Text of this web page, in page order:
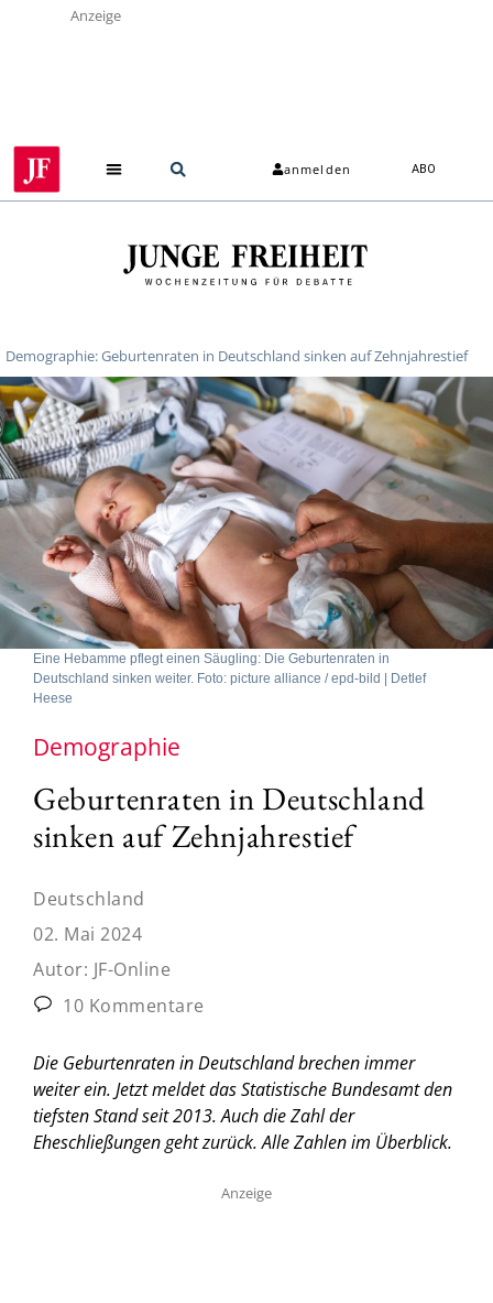
Anzeige
anmelden ABO
Demographie: Geburtenraten in Deutschland sinken auf Zehnjahrestief
Eine Hebamme pflegt einen Säugling: Die Geburtenraten in
Deutschland sinken weiter. Foto: picture alliance / epd-bild | Detlef
Heese
Demographie
Geburtenraten in Deutschland
sinken auf Zehnjahrestief
Deutschland
02. Mai 2024
Autor: JF-Online
10 Kommentare
Die Geburtenraten in Deutschland brechen immer
weiter ein. Jetzt meldet das Statistische Bundesamt den
tiefsten Stand seit 2013. Auch die Zahl der
Eheschließungen geht zurück. Alle Zahlen im Überblick.
Anzeige